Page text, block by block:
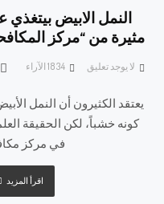
النمل الابيض
مثيرة من “مركز
لا يوجد تعليق الآراء
يعتقد الكثيرون أن النمل
كونه خشباً، لكن الحقيقة
في مركز
اقرأ المزيد